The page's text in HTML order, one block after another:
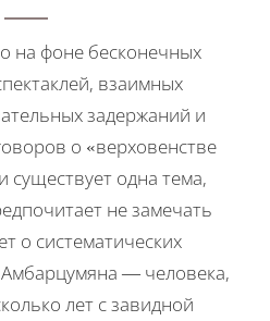
на фоне бесконечных
взаимных
задержаний и
о «верховенстве
существует одна тема,
не замечать
о систематических
— человека,
лет с завидной